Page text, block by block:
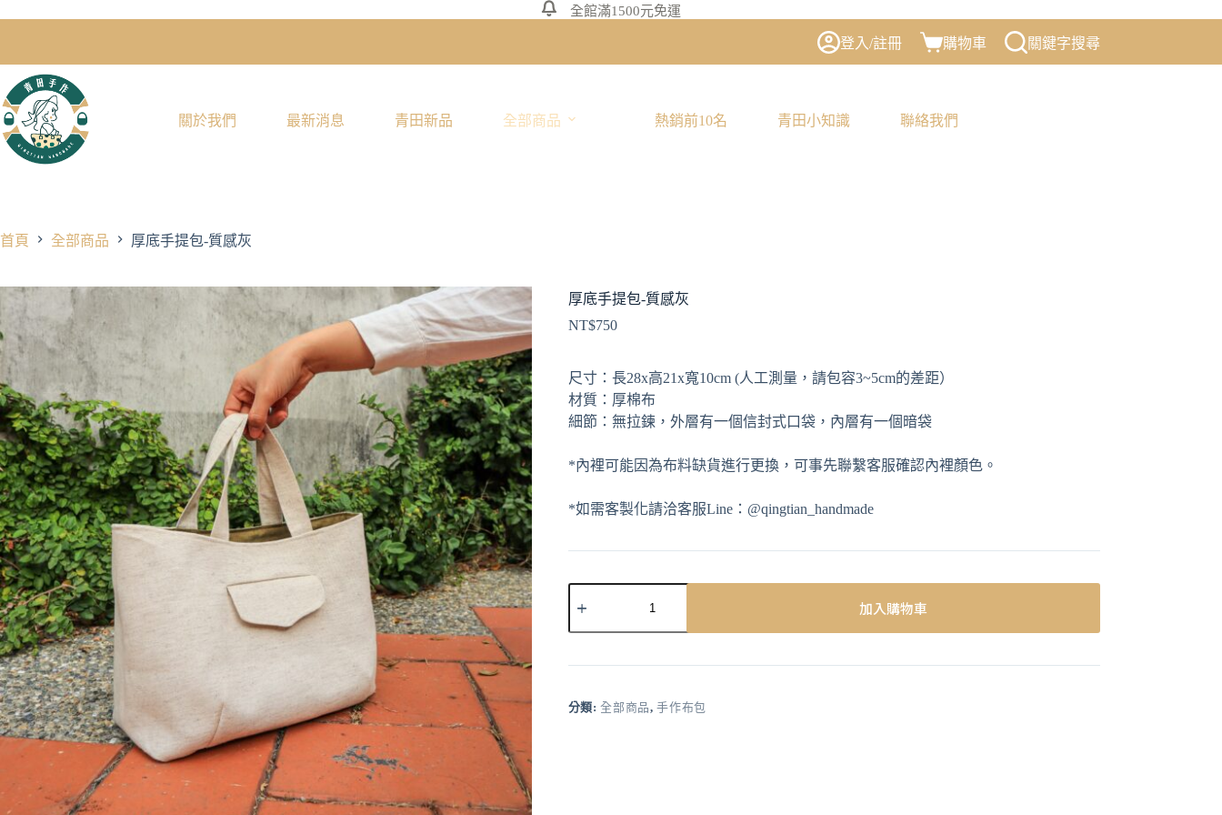
全館滿1500元免運
登入/註冊 購物車 關鍵字搜尋
關於我們 最新消息 青田新品 全部商品 熱銷前10名 青田小知識 聯絡我們
首頁 全部商品 厚底手提包-質感灰
厚底手提包-質感灰
NT$750
尺寸：長28x高21x寬10cm (人工測量，請包容3~5cm的差距）
材質：厚棉布
細節：無拉鍊，外層有一個信封式口袋，內層有一個暗袋
*內裡可能因為布料缺貨進行更換，可事先聯繫客服確認內裡顏色。
*如需客製化請洽客服Line：@qingtian_handmade
加入購物車
r
分類:全部商品,手作布包